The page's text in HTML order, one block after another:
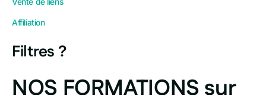
Affiliation
Filtres ?
NOS FORMATIONS sur